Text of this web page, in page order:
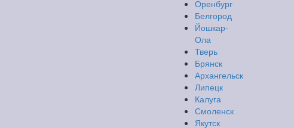
Оренбург
Белгород
Йошкар-
Ола
Тверь
Брянск
Архангельск
Липецк
Калуга
Смоленск
Якутск